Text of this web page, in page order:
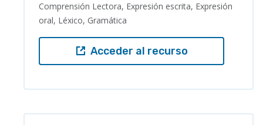
Comprensión Lectora, Expresión escrita, Expresión
oral, Léxico, Gramática
Acceder al recurso